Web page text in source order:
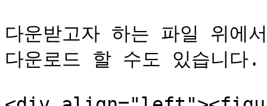
다운받고자 하는 파일 위에
다운로드 할 수도 있습니다.